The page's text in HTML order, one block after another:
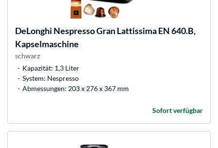
DeLonghi Nespresso Gran Lattissima EN 640.B,
Kapselmaschine
schwarz
Kapazität: 1,3 Liter
System: Nespresso
Abmessungen: 203 x 276 x 367 mm
Sofort verfügbar